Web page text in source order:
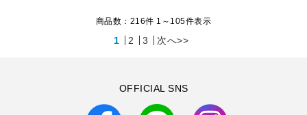
商品数：216件 1～ 105件表示
1 2 3 次へ>>
OFFICIAL SNS